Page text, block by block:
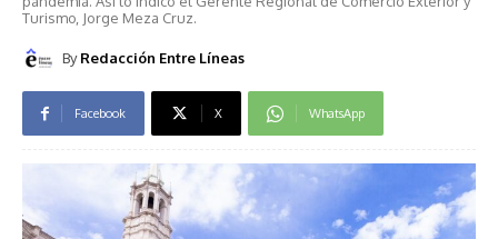
Turismo, Jorge Meza Cruz.
By Redacción Entre Líneas
Facebook X WhatsApp